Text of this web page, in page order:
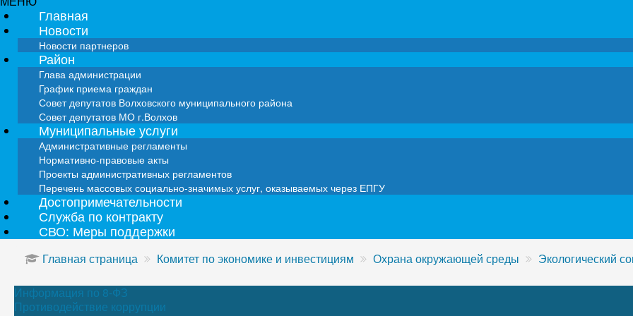
Главная
Новости
Новости партнеров
Район
Глава администрации
График приема граждан
Совет депутатов Волховского муниципального района
Совет депутатов МО г.Волхов
Муниципальные услуги
Административные регламенты
Нормативно-правовые акты
Проекты административных регламентов
Перечень массовых социально-значимых услуг, оказываемых через ЕПГУ
Достопримечательности
Служба по контракту
СВО: Меры поддержки
Главная страница Комитет по экономике и инвестициям Охрана окружающей среды Экологический
Информация по 8-ФЗ
Противодействие коррупции